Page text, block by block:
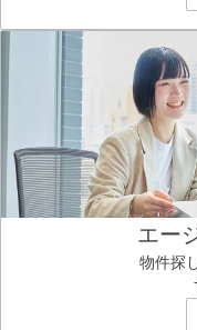
エー
物件探